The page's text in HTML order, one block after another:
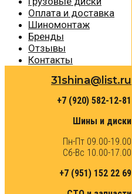
Оплата и доставка
Шиномонтаж
Бренды
Отзывы
Контакты
31shina@list.ru
+7 (920) 582-12-81
Шины и диски
Пн-Пт 09.00-19.00
Сб-Вс 10.00-17.00
+7 (951) 152 22 69